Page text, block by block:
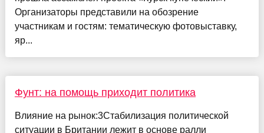
Организаторы представили на обозрение
участникам и гостям: тематическую фотовыставку,
яр...
Фунт: на помощь приходит политика
Влияние на рынок:3Стабилизация политической
ситуации в Британии лежит в основе ралли